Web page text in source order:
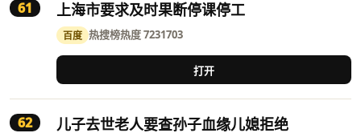
61 上海市要求及时果断停课停工
百度 热搜榜热度 7231703
打开
62 儿子去世老人要查孙子血缘儿媳拒绝